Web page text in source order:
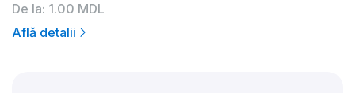
De la: 1.00 MDL
Află detalii